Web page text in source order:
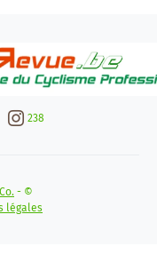
238
- ©
légales